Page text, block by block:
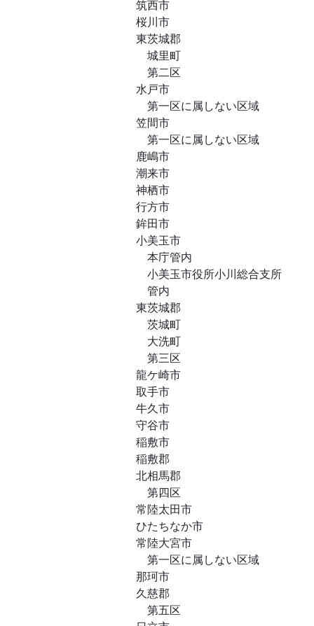
筑西市
桜川市
東茨城郡
城里町
第二区
水戸市
第一区に属しない区域
笠間市
第一区に属しない区域
鹿嶋市
潮来市
神栖市
行方市
鉾田市
小美玉市
本庁管内
小美玉市役所小川総合支所
管内
東茨城郡
茨城町
大洗町
第三区
龍ケ崎市
取手市
牛久市
守谷市
稲敷市
稲敷郡
北相馬郡
第四区
常陸太田市
ひたちなか市
常陸大宮市
第一区に属しない区域
那珂市
久慈郡
第五区